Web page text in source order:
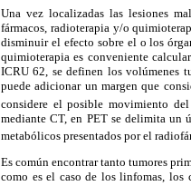
Una vez localizadas las lesiones
fármacos, radioterapia y/o
disminuir el efecto sobre el o los
quimioterapia es conveniente
ICRU 62, se definen los volúmenes
puede adicionar un margen que
considere el posible movimiento
mediante CT, en PET se delimita un
metabólicos presentados por el
Es común encontrar tanto tumores
como es el caso de los linfomas, los